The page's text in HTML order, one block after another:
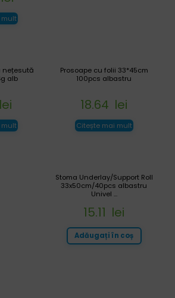
mult
Prosoape cu folii 33*45cm
100pcs albastru
18.64 lei
Citește mai mult
nețesută
alb
lei
mult
Stoma Underlay/Support Roll
33x50cm/40pcs albastru
Univel ...
15.11 lei
Adăugați în coș